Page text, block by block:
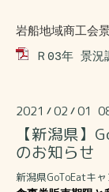
岩船地域商工会
Ｒ03年 景
2021 /02 /01
【新潟県】
のお知らせ
新潟県GoToEatキ